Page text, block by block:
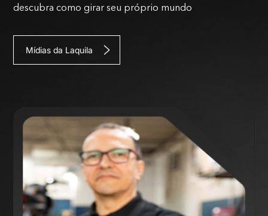
descubra como girar seu próprio mundo
Mídias da Laquila